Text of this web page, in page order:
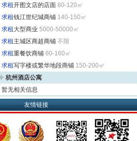
求租开图文店的店面 80-120㎡
求租钱江世纪城商铺 140-150㎡
求租 大型商业 5000-50000㎡
求租 主城区商超商铺 不限
求租重餐饮商铺 60-160㎡
求租写字楼或繁华地段商铺 150-200㎡
杭州酒店公寓
暂无相关信息
友情链接